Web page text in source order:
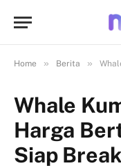
Home » Berita » Whale
Whale
Harga
Siap